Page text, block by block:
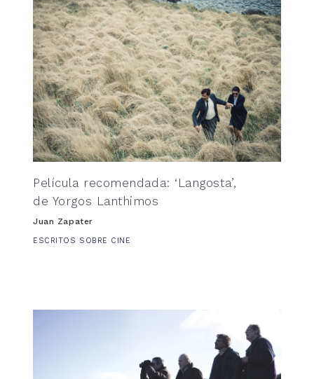
Película recomendada: ‘Langosta’,
de Yorgos Lanthimos
Juan Zapater
ESCRITOS SOBRE CINE